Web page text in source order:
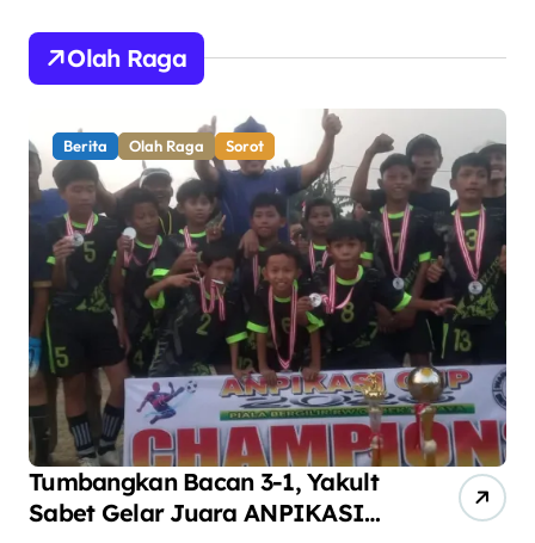
Olah Raga
Berita Olah Raga Sorot
Tumbangkan Bacan 3-1, Yakult
Sabet Gelar Juara ANPIKASI